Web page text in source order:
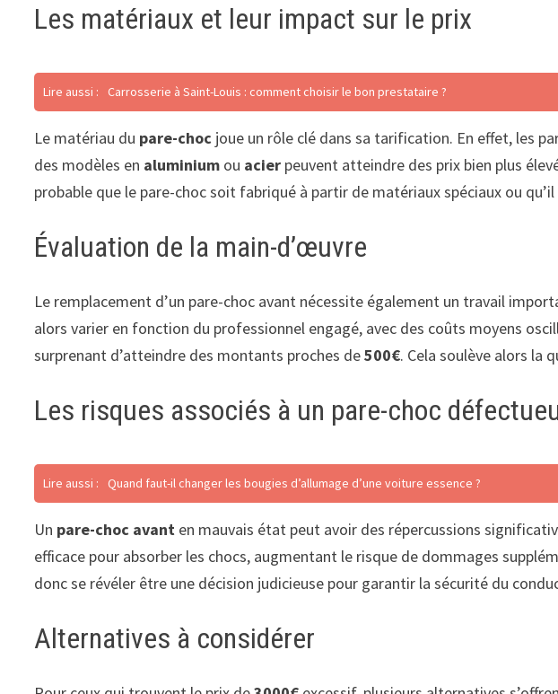
Les matériaux et leur impact sur le prix
Lire aussi : Carrosserie à Saint-Louis : comment choisir le bon prestataire ?
Le matériau du pare-choc joue un rôle clé dans sa tarification. En effet, les
des modèles en aluminium ou acier peuvent atteindre des prix bien plus
probable que le pare-choc soit fabriqué à partir de matériaux spéciaux ou
Évaluation de la main-d’œuvre
Le remplacement d’un pare-choc avant nécessite également un travail
alors varier en fonction du professionnel engagé, avec des coûts moyens
surprenant d’atteindre des montants proches de500€. Cela soulève alors la
Les risques associés à un pare-choc
Lire aussi : Quand faut-il changer les bougies d’allumage d’une voiture essence ?
Un pare-choc avant en mauvais état peut avoir des répercussions
efficace pour absorber les chocs, augmentant le risque de dommages
donc se révéler être une décision judicieuse pour garantir la sécurité du
Alternatives à considérer